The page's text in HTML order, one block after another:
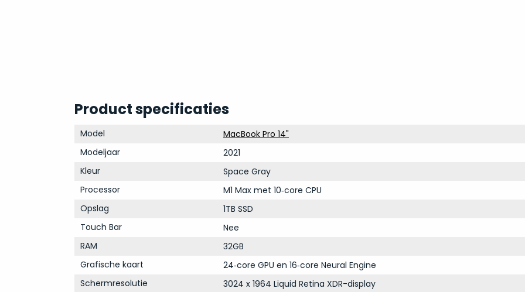
Product specificaties
Model
MacBook Pro 14"
Modeljaar
2021
Kleur
Space Gray
Processor
M1 Max met 10‑core CPU
Opslag
1TB SSD
Touch Bar
Nee
RAM
32GB
Grafische kaart
24‑core GPU en 16‑core Neural Engine
Schermresolutie
3024 x 1964 Liquid Retina XDR-display